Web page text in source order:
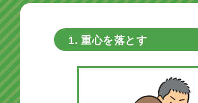
1. 重心を落とす